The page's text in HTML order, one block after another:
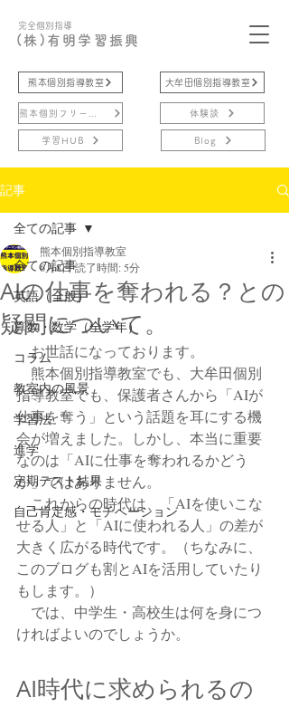
完全個別指導
(株)有明学習振興
熊本個別指導教室
学習HUB
大牟田個別指導教室
体験談
Blog
記事
全ての記事
英語（全般）
算数・数学（全学年）
コラム
教室内の風景
学習法
進学
定期テスト結果
自己肯定感・モチベーション
全ての記事
AIの仕事を奪われる？との
疑問について。
熊本個別指導教室
6月8日読了時間: 5分
お世話になっております。
熊本個別指導教室でも、大牟田個別
指導教室でも、保護者さんから「AIが
仕事を奪う」という話題を耳にする機
会が増えました。しかし、本当に重要
なのは「AIに仕事を奪われるかどう
か」ではありません。
これからの時代は、「AIを使いこな
せる人」と「AIに使われる人」の差が
大きく広がる時代です。（ちなみに、
このブログも割とAIを活用していたり
もします。）
では、中学生・高校生は何を身につ
ければよいのでしょうか。
AI時代に求められるの